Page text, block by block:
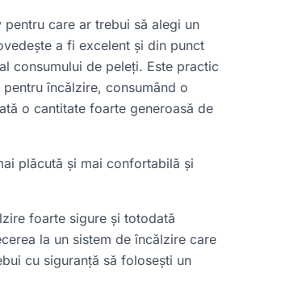
care ar trebui să alegi un
a fi excelent și din punct
consumului de peleți. Este practic
încălzire, consumând o
o cantitate foarte generoasă de
plăcută și mai confortabilă și
foarte sigure și totodată
la un sistem de încălzire care
cu siguranță să folosești un